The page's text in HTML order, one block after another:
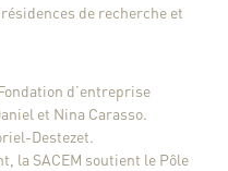
de recherche et
d’entreprise
et Nina Carasso.
Destezet.
la SACEM soutient le Pôle